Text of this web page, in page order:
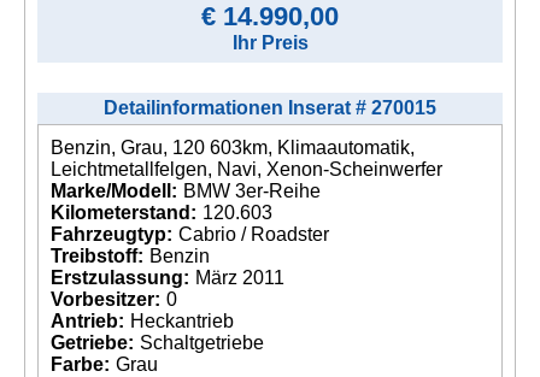
€ 14.990,00
Ihr Preis
Detailinformationen Inserat # 270015
Benzin, Grau, 120 603km, Klimaautomatik,
Leichtmetallfelgen, Navi, Xenon-Scheinwerfer
Marke/Modell: BMW 3er-Reihe
Kilometerstand: 120.603
Fahrzeugtyp: Cabrio / Roadster
Treibstoff: Benzin
Erstzulassung: März 2011
Vorbesitzer: 0
Antrieb: Heckantrieb
Getriebe: Schaltgetriebe
Farbe: Grau